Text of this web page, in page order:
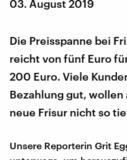
03. August 2019
Die Preisspanne bei
reicht von fünf Euro
200 Euro. Viele
Bezahlung gut,
neue Frisur nicht so
Unsere Reporterin Grit